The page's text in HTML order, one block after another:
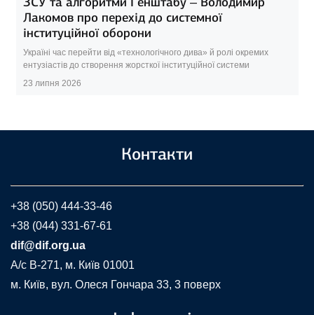
Лакомов про перехід до системної
інституційної оборони
Україні час перейти від «технологічного дива» й ролі окремих
ентузіастів до створення жорсткої інституційної системи
23 липня 2026
Контакти
+38 (050) 444-33-46
+38 (044) 331-67-61
dif@dif.org.ua
A/c В-271, м. Київ 01001
м. Київ, вул. Олеся Гончара 33, 3 поверх